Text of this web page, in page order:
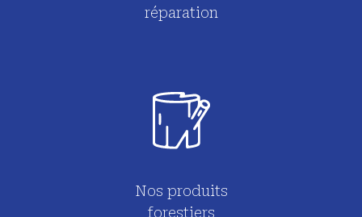
réparation
Nos produits
forestiers